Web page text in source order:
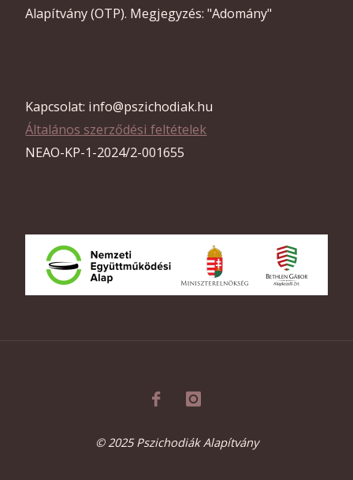
kényszeres
Alapítvány (OTP). Megjegyzés: "Adomány"
Kapcsolat: info@pszichodiak.hu
Általános szerződési feltételek
NEAO-KP-1-2024/2-001655
© 2025 Pszichodiák Alapítvány